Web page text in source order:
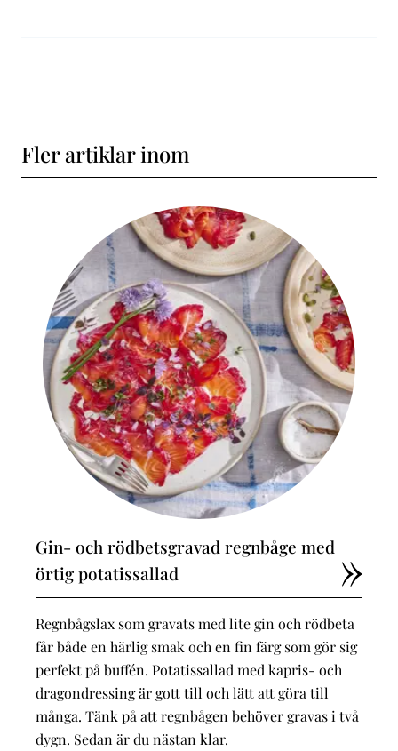
Fler artiklar inom
Gin- och rödbetsgravad regnbåge med
örtig potatissallad
Regnbågslax som gravats med lite gin och rödbeta
får både en härlig smak och en fin färg som gör sig
perfekt på buffén. Potatissallad med kapris- och
dragondressing är gott till och lätt att göra till
många. Tänk på att regnbågen behöver gravas i två
dygn. Sedan är du nästan klar.